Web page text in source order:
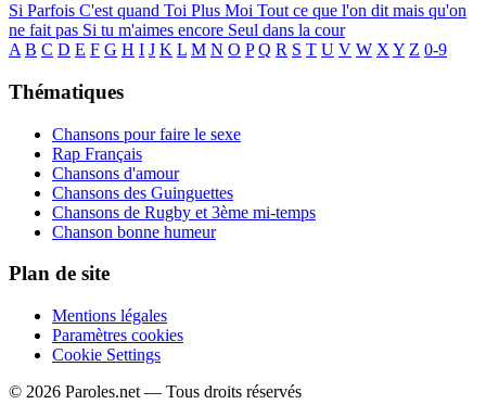
Si Parfois C'est quand Toi Plus Moi Tout ce que l'on dit mais qu'on
ne fait pas Si tu m'aimes encore Seul dans la cour
A B C D E F G H I J K L M N O P Q R S T U V W X Y Z 0-9
Thématiques
Chansons pour faire le sexe
Rap Français
Chansons d'amour
Chansons des Guinguettes
Chansons de Rugby et 3ème mi-temps
Chanson bonne humeur
Plan de site
Mentions légales
Paramètres cookies
Cookie Settings
© 2026 Paroles.net — Tous droits réservés